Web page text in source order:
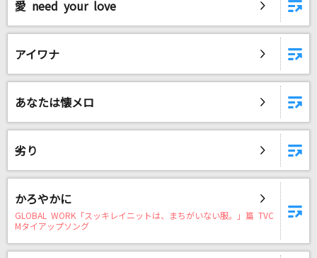
中西保志
ラピスラズリ
[生音]青春コンプレックス
結束バンド
[生音]変幻自在のマジカルスター
[生音]歌舞伎町の女王
椎名林檎
愛 need your love
アイワナ
あなたは懐メロ
劣り
かろやかに
GLOBAL WORK「スッキレイニットは、まちがいない服。」篇 TVC
Mタイアップソング